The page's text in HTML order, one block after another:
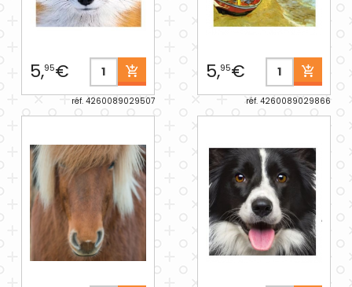
5,95€
réf. 4260089029507
5,95€
réf. 4260089029866